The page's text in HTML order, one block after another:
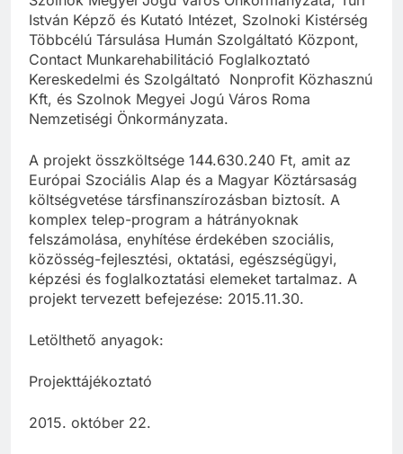
István Képző és Kutató Intézet, Szolnoki Kistérség
Többcélú Társulása Humán Szolgáltató Központ,
Contact Munkarehabilitáció Foglalkoztató
Kereskedelmi és Szolgáltató Nonprofit Közhasznú
Kft, és Szolnok Megyei Jogú Város Roma
Nemzetiségi Önkormányzata.
A projekt összköltsége 144.630.240 Ft, amit az
Európai Szociális Alap és a Magyar Köztársaság
költségvetése társfinanszírozásban biztosít. A
komplex telep-program a hátrányoknak
felszámolása, enyhítése érdekében szociális,
közösség-fejlesztési, oktatási, egészségügyi,
képzési és foglalkoztatási elemeket tartalmaz. A
projekt tervezett befejezése: 2015.11.30.
Letölthető anyagok:
Projekttájékoztató
2015. október 22.